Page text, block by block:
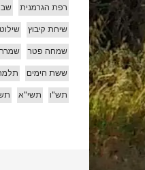
רפת הגרמנית
שיחת קיבוץ שילוט
שמחה פטר
ששת הימים
תש"ו תשי"א